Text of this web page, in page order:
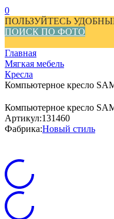
0
ПОЛЬЗУЙТЕСЬ
ПОИСК ПО ФОТО
Главная
Мягкая мебель
Кресла
Компьютерное кресло
Компьютерное кресло
Артикул:131460
Фабрика:Новый стиль